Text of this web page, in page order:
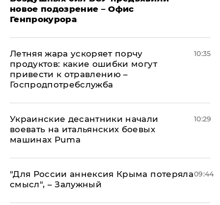
новое подозрение – Офис
Генпрокурора
Летняя жара ускоряет порчу
продуктов: какие ошибки могут
привести к отравлению –
Госпродпотребслужба
10:35
Украинские десантники начали
воевать на итальянских боевых
машинах Puma
10:29
"Для России аннексия Крыма потеряла
смысл", – Залужный
09:44